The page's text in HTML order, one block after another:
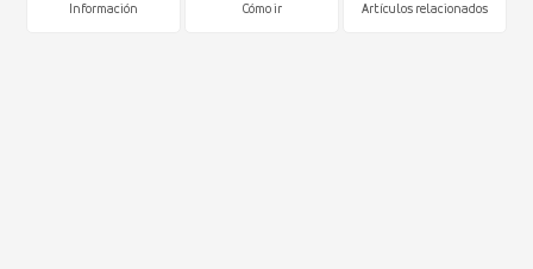
Información Cómo ir Artículos relacionados